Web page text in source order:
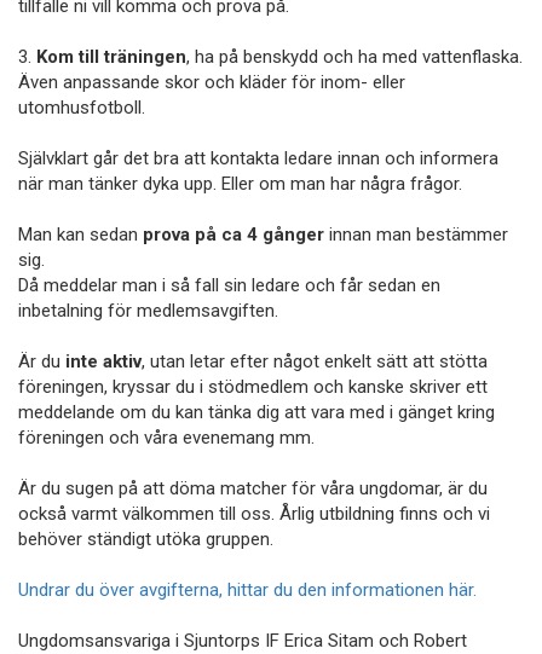
tillfälle ni vill komma och prova på.
3. Kom till träningen, ha på benskydd och ha med vattenflaska.
Även anpassande skor och kläder för inom- eller
utomhusfotboll.
Självklart går det bra att kontakta ledare innan och informera
när man tänker dyka upp. Eller om man har några frågor.
Man kan sedan prova på ca 4 gånger innan man bestämmer
sig.
Då meddelar man i så fall sin ledare och får sedan en
inbetalning för medlemsavgiften.
Är du inte aktiv, utan letar efter något enkelt sätt att stötta
föreningen, kryssar du i stödmedlem och kanske skriver ett
meddelande om du kan tänka dig att vara med i gänget kring
föreningen och våra evenemang mm.
Är du sugen på att döma matcher för våra ungdomar, är du
också varmt välkommen till oss. Årlig utbildning finns och vi
behöver ständigt utöka gruppen.
Undrar du över avgifterna, hittar du den informationen här.
Ungdomsansvariga i Sjuntorps IF Erica Sitam och Robert